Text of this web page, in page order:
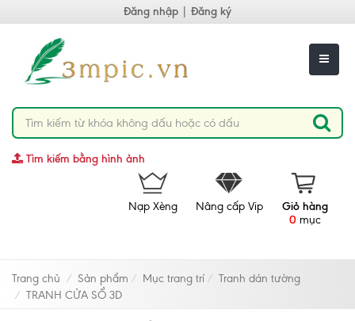
Đăng nhập Đăng ký
Tìm kiếm bằng hình ảnh
Giỏ hàng
0 mục
Nâng cấp Vip
Nạp Xèng
Trang chủ Sản phẩm Mục trang trí
Tranh dán tường
TRANH CỬA SỔ 3D